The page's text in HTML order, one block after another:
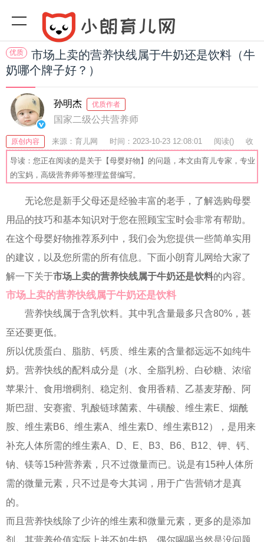
优质
市场上卖的营养快线属于牛奶还是饮料（牛
奶哪个牌子好？）
孙明杰 优质作者
国家二级公共营养师
原创内容 来源：育儿网 时间：2023-10-23 12:08:01 阅读() 收
藏：58 分享：43 爆
导读：您正在阅读的是关于【母婴好物】的问题，本文由育儿专家，专业
的宝妈，高级营养师等整理监督编写。
无论您是新手父母还是经验丰富的老手，了解选购母婴
用品的技巧和基本知识对于您在照顾宝宝时会非常有帮助。
在这个母婴好物推荐系列中，我们会为您提供一些简单实用
的建议，以及您所需的所有信息。下面小朗育儿网给大家了
解一下关于市场上卖的营养快线属于牛奶还是饮料的内容。
市场上卖的营养快线属于牛奶还是饮料
营养快线属于含乳饮料。其中乳含量最多只含80%，甚
至还要更低。
所以优质蛋白、脂肪、钙质、维生素的含量都远远不如纯牛
奶。营养快线的配料成分是（水、全脂乳粉、白砂糖、浓缩
苹果汁、食用增稠剂、稳定剂、食用香精、乙基麦芽酚、阿
斯巴甜、安赛蜜、乳酸链球菌素、牛磺酸、维生素E、烟酰
胺、维生素B6、维生素A、维生素D、维生素B12），是用来
补充人体所需的维生素A、D、E、B3、B6、B12、钾、钙、
钠、镁等15种营养素，只不过微量而已。说是有15种人体所
需的微量元素，只不过是夸大其词，用于广告营销才是真
的。
而且营养快线除了少许的维生素和微量元素，更多的是添加
剂。其营养价值实际上并不如牛奶。偶尔喝喝当然是没问题